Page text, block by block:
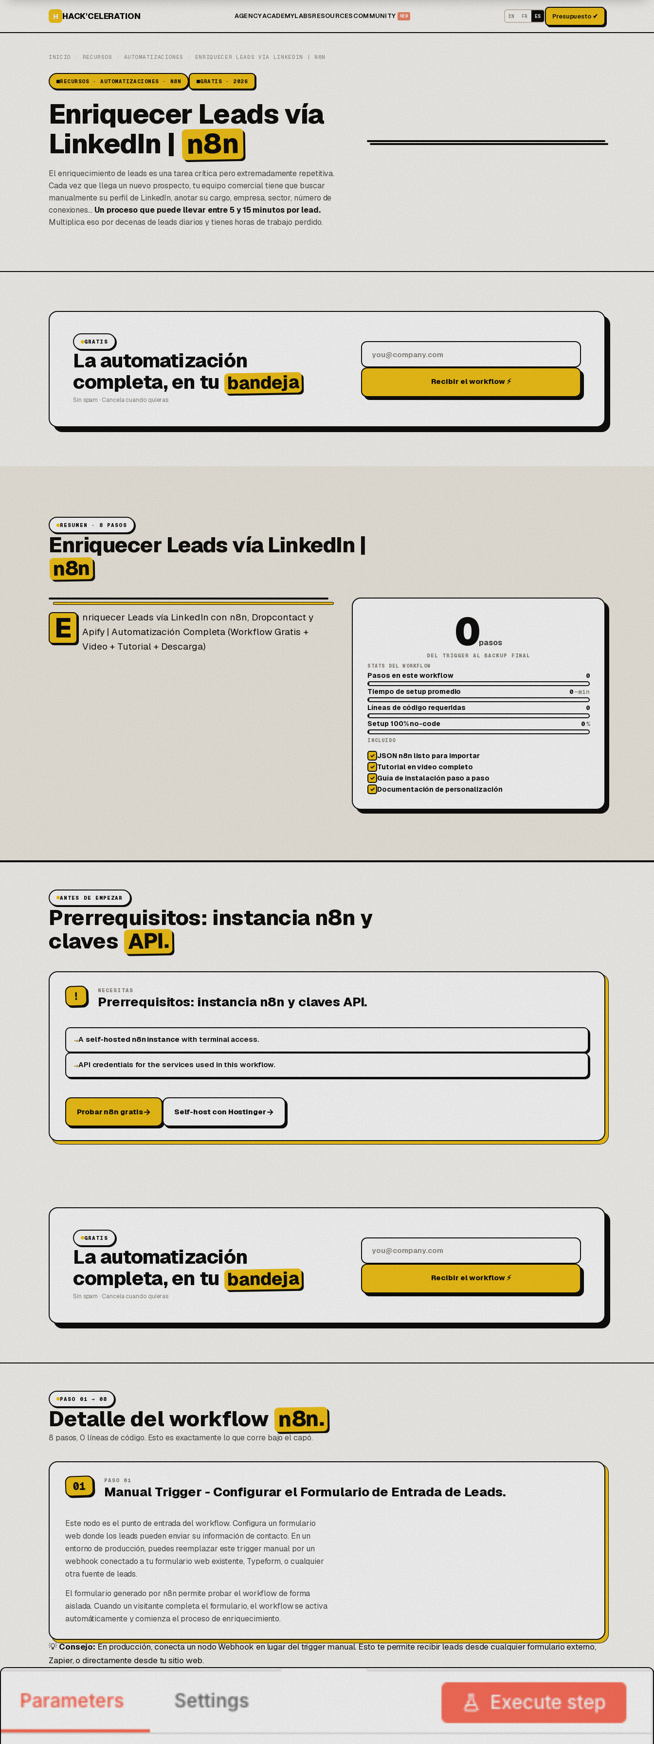
H HACK'CELERATION AGENCYACADEMYLABSRESOURCESCOMMUNITY NEW EN FR ES Presupuesto ✔
INICIO / RECURSOS / AUTOMATIZACIONES / ENRIQUECER LEADS VÍA LINKEDIN | N8N
RECURSOS · AUTOMATIZACIONES · N8N GRATIS · 2026
Enriquecer Leads vía
LinkedIn | n8n
El enriquecimiento de leads es una tarea crítica pero extremadamente repetitiva.
Cada vez que llega un nuevo prospecto, tu equipo comercial tiene que buscar
manualmente su perfil de LinkedIn, anotar su cargo, empresa, sector, número de
conexiones… Un proceso que puede llevar entre 5 y 15 minutos por lead.
Multiplica eso por decenas de leads diarios y tienes horas de trabajo perdido.
GRATIS
La automatización
completa, en tu bandeja
Sin spam · Cancela cuando quieras
Recibir el workflow ⚡
RESUMEN · 8 PASOS
Enriquecer Leads vía LinkedIn |
n8n
E nriquecer Leads vía LinkedIn con n8n, Dropcontact y
Apify| Automatización Completa (Workflow Gratis +
Video + Tutorial + Descarga)
0pasos
DEL TRIGGER AL BACKUP FINAL
STATS DEL WORKFLOW
Pasos en este workflow 0
Tiempo de setup promedio 0~min
Líneas de código requeridas 0
Setup 100% no-code 0%
INCLUIDO
✓ JSON n8n listo para importar
✓ Tutorial en video completo
✓ Guía de instalación paso a paso
✓ Documentación de personalización
ANTES DE EMPEZAR
Prerrequisitos: instancia n8n y
claves API.
! NECESITAS
Prerrequisitos: instancia n8n y claves API.
→Aself-hosted n8n instance with terminal access.
→API credentials for the services used in this workflow.
Probar n8n gratis→ Self-host con Hostinger→
GRATIS
La automatización
completa, en tu bandeja
Sin spam · Cancela cuando quieras
Recibir el workflow ⚡
PASO 01 → 08
Detalle del workflow n8n.
8 pasos, 0 líneas de código. Esto es exactamente lo que corre bajo el capó.
01 PASO 01
Manual Trigger - Configurar el Formulario de Entrada de Leads.
Este nodo es el punto de entrada del workflow. Configura un formulario
web donde los leads pueden enviar su información de contacto. En un
entorno de producción, puedes reemplazar este trigger manual por un
webhook conectado a tu formulario web existente,Typeform, o cualquier
otra fuente de leads.
El formulario generado por n8n permite probar el workflow de forma
aislada. Cuando un visitante completa el formulario, el workflow se activa
automáticamente y comienza el proceso de enriquecimiento.
💡Consejo:En producción, conecta un nodo Webhook en lugar del trigger manual. Esto te permite recibir leads desde cualquier formulario externo,
Zapier, o directamente desde tu sitio web.